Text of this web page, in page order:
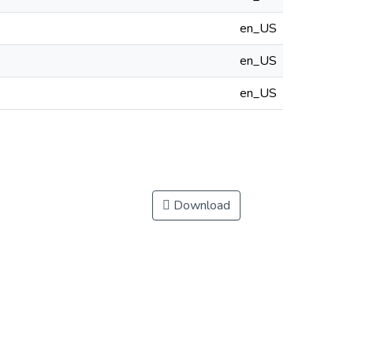
en_US
en_US
en_US
Download